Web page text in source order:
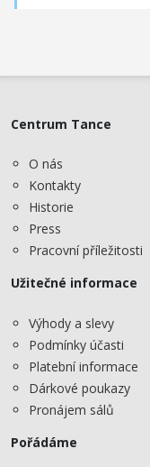
Centrum Tance
O nás
Kontakty
Historie
Press
Pracovní příležitosti
Užitečné informace
Výhody a slevy
Podmínky účasti
Platební informace
Dárkové poukazy
Pronájem sálů
Pořádáme